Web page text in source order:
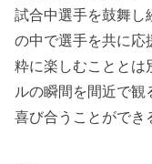
試合中選手を鼓舞し
の中で選手を共に応
粋に楽しむこととは
ルの瞬間を間近で観
喜び合うことができ